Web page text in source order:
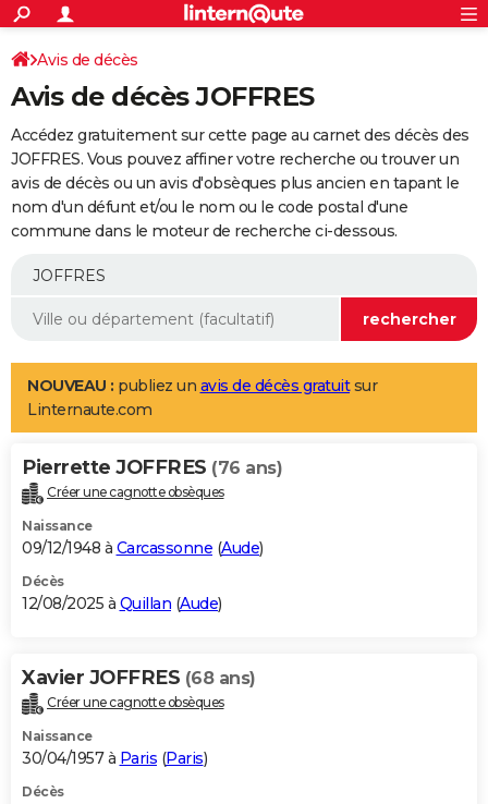
ACTUALITÉS
Politique
Société
Faits Divers
Education
Monde
Villes
+
SPORT
Coupe du monde 2026
Football
Tennis
Cyclisme
Rugby
Forum
Programme TV
TNT
Streaming
Cinéma
Sorties cinéma
Musique
+
FINANCE
Retraite
Epargne
Immobilier
Risques naturels par ville
Banque
Assurance
AUTO
Essais
Réserver un essai
Citadines
Berlines
SUV
Forum auto
+
Mobiles
Meilleur smartphone
Internet
Ordinateurs
Jeux vidéo
Guide high-tech
Aménagement intérieur
LIFESTYLE
Art de vivre
Bien-être
Loisirs
Mode
Modes de vie
Alimentation
Guide de la santé
Maladies
Médicaments
Sommeil
VOYAGE
Destinations
City break
Voyage nature
Voyage de noces
Forum
Climat
+PHOTO
GUIDES D'ACHAT
BONS PLANS
Carte de Noël
Carte Bonne année
Carte Saint-Valentin
Carte Pâques
Carte d'anniversaire
DICTIONNAIRE
Dictionnaire
Biographies
Citations
Expressions
Proverbes
PROGRAMME TV
Avis de décès
Avis de décès JOFFRES
Accédez gratuitement sur cette page au carnet des décès des
JOFFRES. Vous pouvez affiner votre recherche ou trouver un
avis de décès ou un avis d'obsèques plus ancien en tapant le
nom d'un défunt et/ou le nom ou le code postal d'une
commune dans le moteur de recherche ci-dessous.
NOUVEAU : publiez un avis de décès gratuitsur
Linternaute.com
Pierrette JOFFRES (76 ans)
Créer une cagnotte obsèques
Naissance
09/12/1948 à Carcassonne (Aude)
Décès
12/08/2025 à Quillan (Aude)
Xavier JOFFRES (68 ans)
Créer une cagnotte obsèques
Naissance
30/04/1957 à Paris (Paris)
Décès